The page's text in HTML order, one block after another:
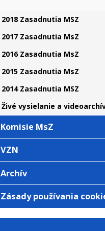
2018 Zasadnutia MSZ
2017 Zasadnutia MsZ
2016 Zasadnutia MsZ
2015 Zasadnutia MsZ
2014 Zasadnutia MSZ
Živé vysielanie a
Komisie MsZ
VZN
Archív
Zásady používania